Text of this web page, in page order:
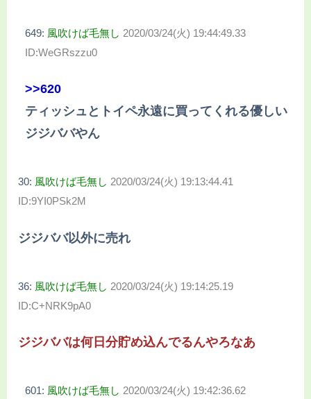
649: 風吹けば毛無し 2020/03/24(火) 19:44:49.33
ID:WeGRszzu0
>>620
ティッシュとトイペ永遠に買ってくれる優しい
ジジババやん
30: 風吹けば毛無し 2020/03/24(火) 19:13:44.41
ID:9YI0PSk2M
ジジババ以外に売れ
36: 風吹けば毛無し 2020/03/24(火) 19:14:25.19
ID:C+NRK9pA0
ジジババは何日分貯め込んでるんやろなあ
601: 風吹けば毛無し 2020/03/24(火) 19:42:36.62